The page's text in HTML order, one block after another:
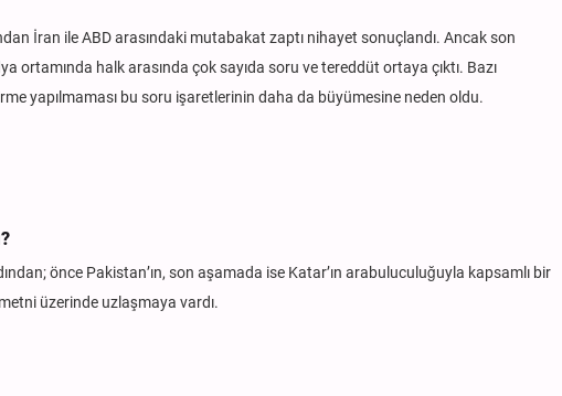
İran ile ABD arasındaki mutabakat zaptı nihayet sonuçlandı. Ancak son
ortamında halk arasında çok sayıda soru ve tereddüt ortaya çıktı. Bazı
yapılmaması bu soru işaretlerinin daha da büyümesine neden oldu.
önce Pakistan’ın, son aşamada ise Katar’ın arabuluculuğuyla kapsamlı bir
üzerinde uzlaşmaya vardı.